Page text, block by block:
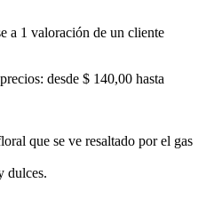
a 1 valoración de un cliente
desde $ 140,00 hasta
que se ve resaltado por el gas
dulces.